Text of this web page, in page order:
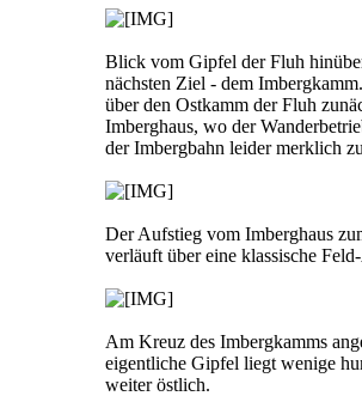
Blick vom Gipfel der Fluh
nächsten Ziel - dem
über den Ostkamm der Fluh
Imberghaus, wo der
der Imbergbahn leider merklich
Der Aufstieg vom Imberghaus
verläuft über eine klassische
Am Kreuz des Imbergkamms
eigentliche Gipfel liegt wenige
weiter östlich.